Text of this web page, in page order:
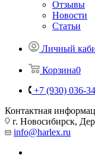
Отзывы
Новости
Статьи
Личный
Корзина0
+7 (930) 036-
Контактная
г. Новосибирск,
info@harlex.ru